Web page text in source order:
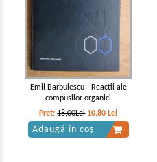
Emil Barbulescu - Reactii ale
compusilor organici
Pret:18,00Lei 10,80 Lei
Adaugă în coș